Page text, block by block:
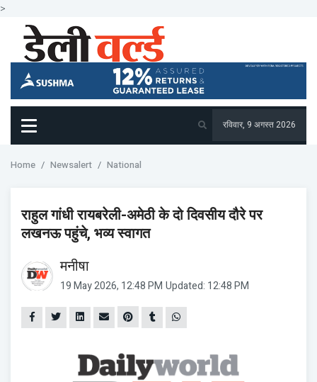
>
रविवार, 9 अगस्त 2026
Home Newsalert National
राहुल गांधी रायबरेली-अमेठी के दो दिवसीय दौरे पर
लखनऊ पहुंचे, भव्य स्वागत
मनीषा
19 May 2026, 12:48 PM Updated: 12:48 PM